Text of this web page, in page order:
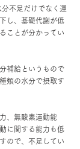
不足だけでなく運
し、基礎代謝が低
ことが分かってい
補給というもので
類の水分で摂取す
、無酸素運動能
に関する能力も低
ので、不足してい